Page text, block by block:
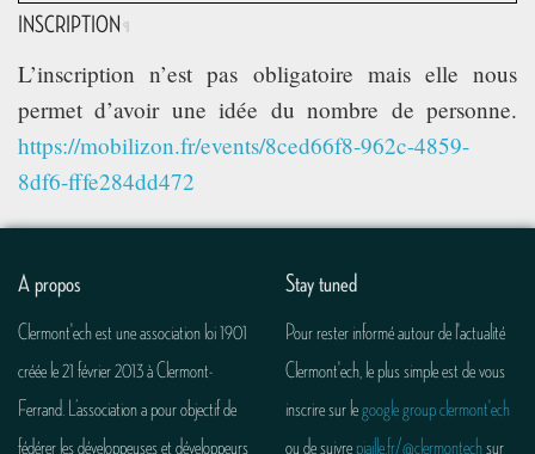
INSCRIPTION ¶
L’inscription n’est pas obligatoire mais elle nous
permet d’avoir une idée du nombre de personne.
https://mobilizon.fr/events/8ced66f8-962c-4859-
8df6-fffe284dd472
A propos
Clermont'ech est une association loi 1901
créée le 21 février 2013 à Clermont-
Ferrand. L’association a pour objectif de
fédérer les développeuses et développeurs
Stay tuned
Pour rester informé autour de l'actualité
Clermont'ech, le plus simple est de vous
inscrire sur legoogle group clermont'ech
ou de suivre piaille.fr/@clermontech sur